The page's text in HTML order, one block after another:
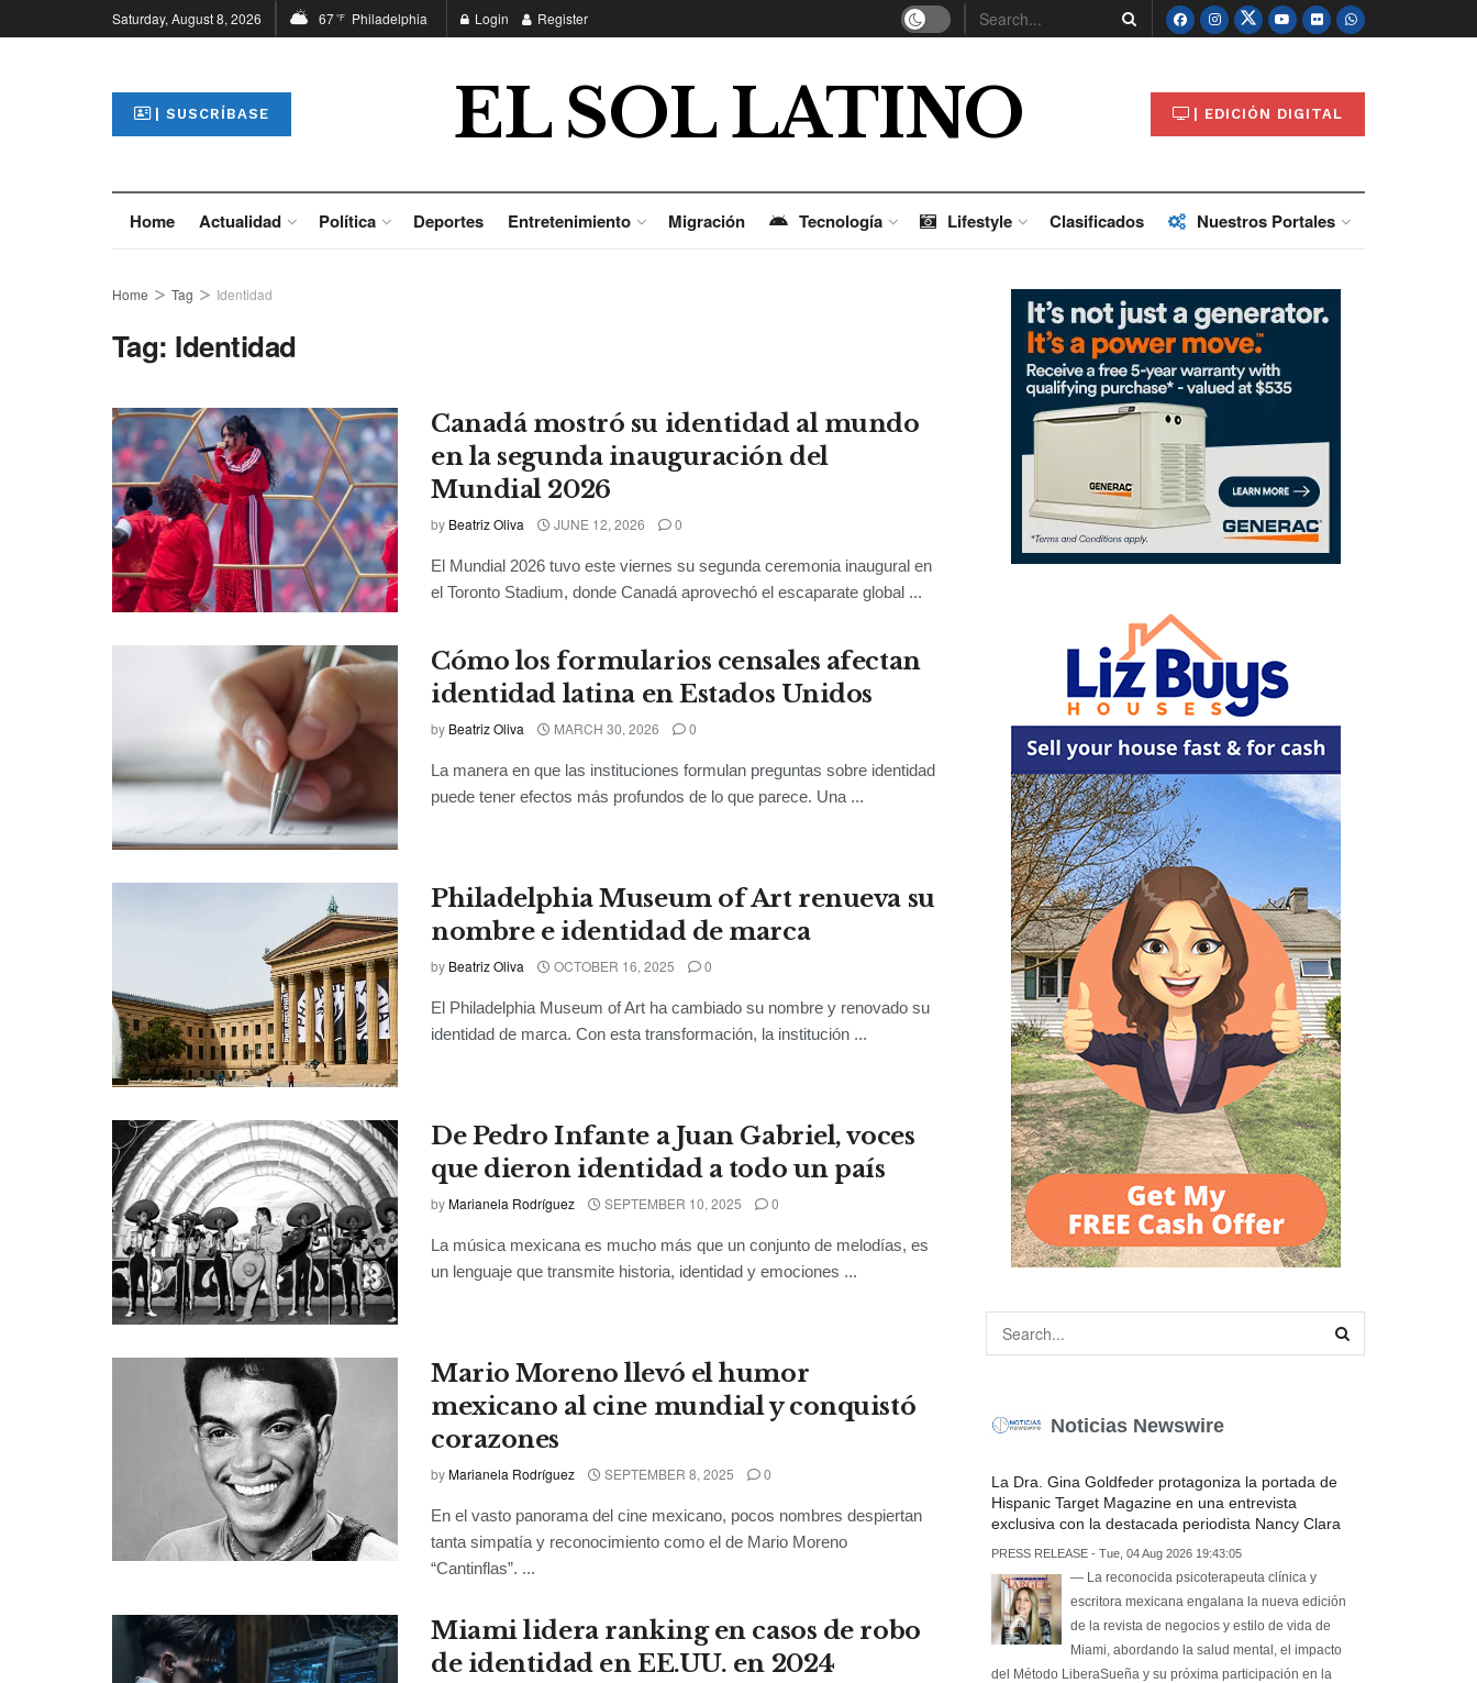
Saturday, August 8, 2026 67°F Philadelphia Login Register
| SUSCRÍBASE EL SOL LATINO | EDICIÓN DIGITAL
Home Actualidad Política Deportes Entretenimiento Migración Tecnología Lifestyle Clasificados Nuestros Portales
Home Tag Identidad
Tag: Identidad
Canadá mostró su identidad al mundo
en la segunda inauguración del
Mundial 2026
by Beatriz Oliva JUNE 12, 2026 0
El Mundial 2026 tuvo este viernes su segunda ceremonia inaugural en
el Toronto Stadium, donde Canadá aprovechó el escaparate global ...
Cómo los formularios censales afectan
identidad latina en Estados Unidos
by Beatriz Oliva MARCH 30, 2026 0
La manera en que las instituciones formulan preguntas sobre identidad
puede tener efectos más profundos de lo que parece. Una ...
Philadelphia Museum of Art renueva su
nombre e identidad de marca
by Beatriz Oliva OCTOBER 16, 2025 0
El Philadelphia Museum of Art ha cambiado su nombre y renovado su
identidad de marca. Con esta transformación, la institución ...
De Pedro Infante a Juan Gabriel, voces
que dieron identidad a todo un país
byMarianela Rodríguez SEPTEMBER 10, 2025 0
La música mexicana es mucho más que un conjunto de melodías, es
un lenguaje que transmite historia, identidad y emociones ...
Mario Moreno llevó el humor
mexicano al cine mundial y conquistó
corazones
byMarianela Rodríguez SEPTEMBER 8, 2025 0
En el vasto panorama del cine mexicano, pocos nombres despiertan
tanta simpatía y reconocimiento como el de Mario Moreno
“Cantinflas”. ...
Miami lidera ranking en casos de robo
de identidad en EE.UU. en 2024
Noticias Newswire
La Dra. Gina Goldfeder protagoniza la portada de
Hispanic Target Magazine en una entrevista
exclusiva con la destacada periodista Nancy Clara
PRESS RELEASE - Tue, 04 Aug 2026 19:43:05
— La reconocida psicoterapeuta clínica y
escritora mexicana engalana la nueva edición
de la revista de negocios y estilo de vida de
Miami, abordando la salud mental, el impacto
del Método LiberaSueña y su próxima participación en la